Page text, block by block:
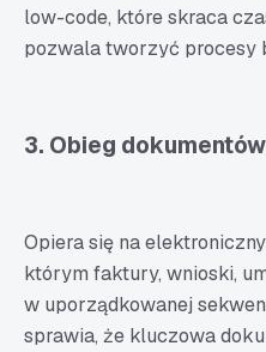
low-code, które skraca
pozwala tworzyć procesy
3. Obieg
Opiera się na
którym faktury, wnioski,
w uporządkowanej
sprawia, że kluczowa